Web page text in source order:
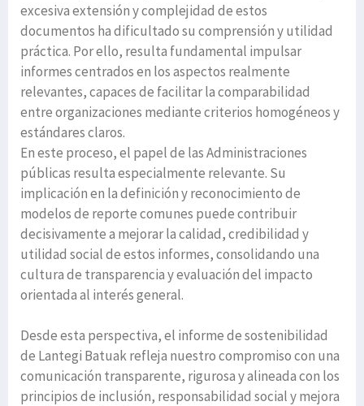
excesiva extensión y complejidad de estos
documentos ha dificultado su comprensión y utilidad
práctica. Por ello, resulta fundamental impulsar
informes centrados en los aspectos realmente
relevantes, capaces de facilitar la comparabilidad
entre organizaciones mediante criterios homogéneos y
estándares claros.
En este proceso, el papel de las Administraciones
públicas resulta especialmente relevante. Su
implicación en la definición y reconocimiento de
modelos de reporte comunes puede contribuir
decisivamente a mejorar la calidad, credibilidad y
utilidad social de estos informes, consolidando una
cultura de transparencia y evaluación del impacto
orientada al interés general.
Desde esta perspectiva, el informe de sostenibilidad
de Lantegi Batuak refleja nuestro compromiso con una
comunicación transparente, rigurosa y alineada con los
principios de inclusión, responsabilidad social y mejora